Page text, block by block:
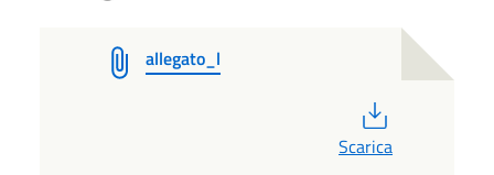
allegato_l
Scarica